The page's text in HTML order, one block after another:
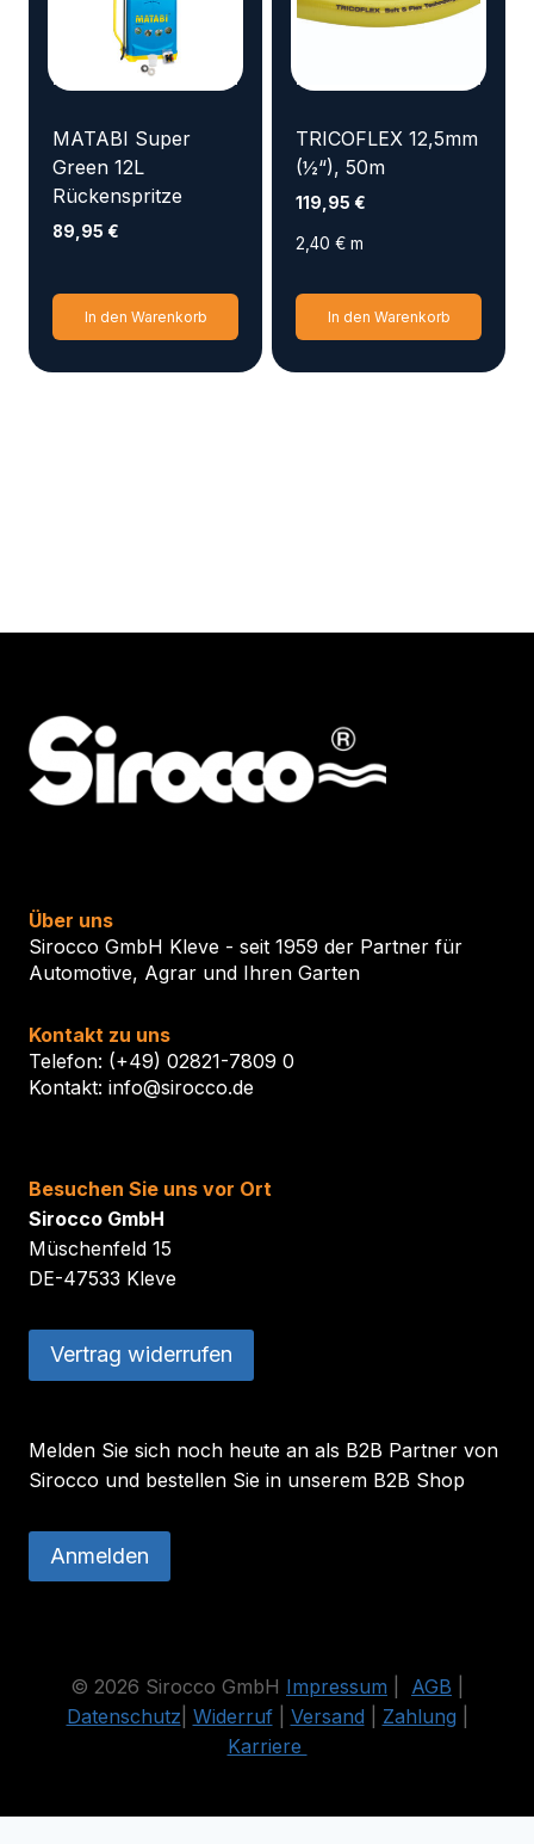
MATABI Super
Green 12L
Rückenspritze
89,95 €
In den Warenkorb
TRICOFLEX 12,5mm
(½“), 50m
119,95 €
2,40 € m
In den Warenkorb
Über uns
Sirocco GmbH Kleve - seit 1959 der Partner für
Automotive, Agrar und Ihren Garten
Kontakt zu uns
Telefon: (+49) 02821-7809 0
Kontakt: info@sirocco.de
Besuchen Sie uns vor Ort
Sirocco GmbH
Müschenfeld 15
DE-47533 Kleve
Vertrag widerrufen
Melden Sie sich noch heute an als B2B Partner von
Sirocco und bestellen Sie in unserem B2B Shop
Anmelden
© 2026 Sirocco GmbH Impressum AGB
Datenschutz Widerruf| Versand Zahlung
Karriere